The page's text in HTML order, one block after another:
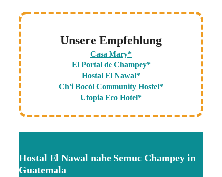
Unsere Empfehlung
Casa Mary*
El Portal de Champey*
Hostal El Nawal*
Ch'i Bocól Community Hostel*
Utopia Eco Hotel*
Hostal El Nawal nahe Semuc Champey in
Guatemala